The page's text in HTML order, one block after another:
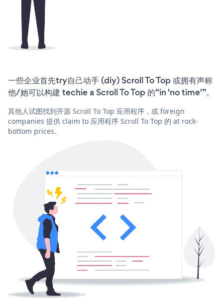
一些企业首先try自己动手 (diy) Scroll To Top 或拥有声称
他/她可以构建 techie a Scroll To Top 的“in 'no time'”。
其他人试图找到开源 Scroll To Top 应用程序，或 foreign
companies 提供 claim to 应用程序 Scroll To Top 的 at rock-
bottom prices。